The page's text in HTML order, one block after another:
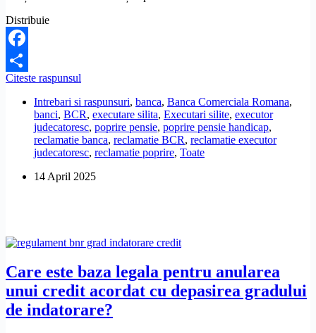
Distribuie
Facebook
Share
Citeste raspunsul
pune
poprire
pe
indemnizatia
de
Intrebari si raspunsuri, banca, Banca Comerciala Romana,
banci, BCR, executare silita, Executari silite, executor
judecatoresc, poprire pensie, poprire pensie handicap,
reclamatie banca, reclamatie BCR, reclamatie executor
judecatoresc, reclamatie poprire, Toate
14 April 2025
Care este baza legala pentru anularea
unui credit acordat cu depasirea gradului
de indatorare?